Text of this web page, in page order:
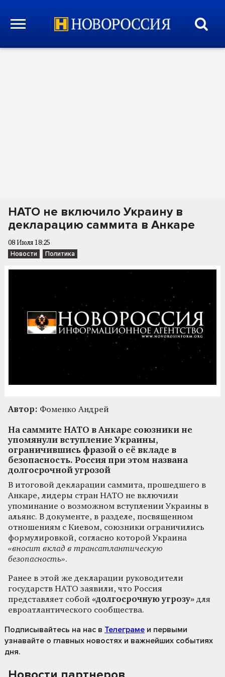
НАТО не включило Украину в
декларацию саммита в Анкаре
08 Июля 18:25
Новости Политика
Автор: Фоменко Андрей
На саммите НАТО в Анкаре союзники не
упомянули вступление Украины,
ограничившись фразой о её вкладе в
безопасность. Россия при этом названа
долгосрочной угрозой
В итоговой декларации саммита, прошедшего в
Анкаре, лидеры стран НАТО не включили
упоминание о возможном вступлении Украины в
альянс. В документе, в разделе, посвященном
отношениям с Киевом, союзники ограничились
формулировкой, согласно которой Украина
«вносит вклад в трансатлантическую
безопасность».
Ранее в этой же декларации руководители
государств НАТО заявили, что Россия
представляет собой «долгосрочную угрозу» для
евроатлантического сообщества.
Подписывайтесь на нас в Телеграме и первыми
узнавайте о главных новостях и важнейших событиях
дня.